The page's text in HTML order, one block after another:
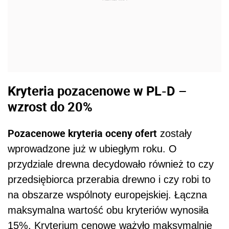
Kryteria pozacenowe w PL-D –
wzrost do 20%
Pozacenowe kryteria oceny ofert zostały
wprowadzone już w ubiegłym roku. O
przydziale drewna decydowało również to czy
przedsiębiorca przerabia drewno i czy robi to
na obszarze wspólnoty europejskiej. Łączna
maksymalna wartość obu kryteriów wynosiła
15%. Kryterium cenowe ważyło maksymalnie